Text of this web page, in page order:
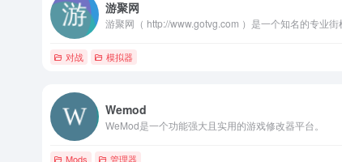
游聚网
对战 模拟器
Wemod
WeMod是一个功能强大且实用的游戏修改器平台。
Mods 管理器